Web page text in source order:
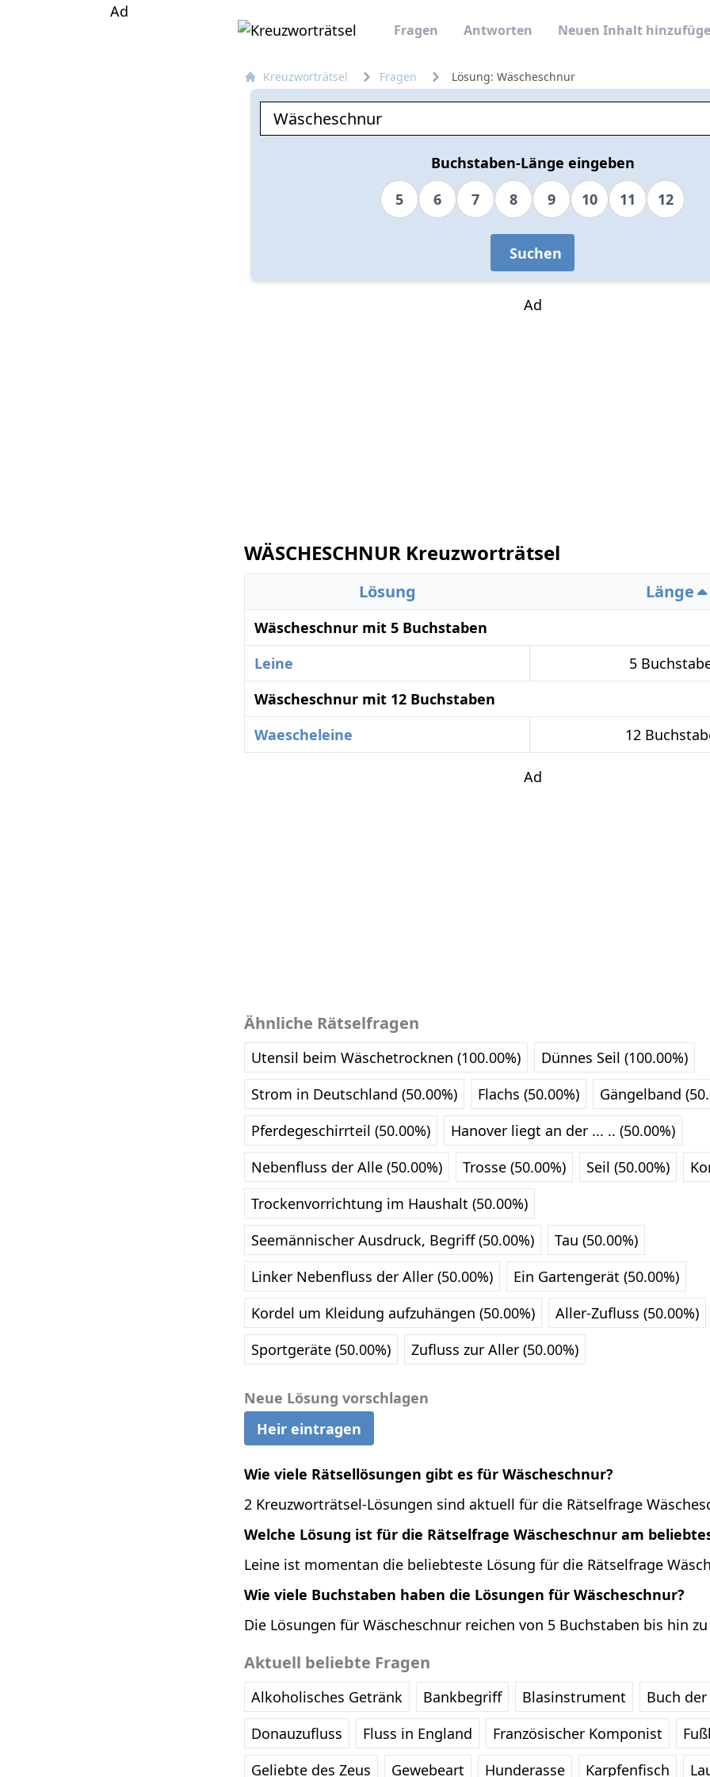
Fragen Antworten Neuen Inhalt
Ad
Kreuzworträtsel Fragen Lösung: Wäscheschnur
Buchstaben-Länge eingeben
5
6 7 8 9 10 11 12
Suchen
Ad
WÄSCHESCHNUR Kreuzworträtsel
Lösung Länge
Wäscheschnur mit 5 Buchstaben
Leine
5
Wäscheschnur mit 12 Buchstaben
Waescheleine
12
Ad
Ähnliche Rätselfragen
Utensil beim Wäschetrocknen (100.00%)
Dünnes Seil (100.00%)
Strom in Deutschland (50.00%)
Flachs (50.00%)
Gängelband
Pferdegeschirrteil (50.00%)
Hanover liegt an der ... .. (50.00%)
Nebenfluss der Alle (50.00%)
Trosse (50.00%) Seil (50.00%)
Trockenvorrichtung im Haushalt (50.00%)
Seemännischer Ausdruck, Begriff (50.00%)
Tau (50.00%)
Linker Nebenfluss der Aller (50.00%)
Ein Gartengerät (50.00%)
Kordel um Kleidung aufzuhängen (50.00%)
Aller-Zufluss (50.00%)
Sportgeräte (50.00%)
Zufluss zur Aller (50.00%)
Neue Lösung vorschlagen
Heir eintragen
Wie viele Rätsellösungen gibt es für Wäscheschnur?
2 Kreuzworträtsel-Lösungen sind aktuell für die Rätselfrage
Welche Lösung ist für die Rätselfrage Wäscheschnur am
Leine ist momentan die beliebteste Lösung für die Rätselfrage
Wie viele Buchstaben haben die Lösungen für Wäscheschnur?
Die Lösungen für Wäscheschnur reichen von 5 Buchstaben bis hin
Aktuell beliebte Fragen
Alkoholisches Getränk Bankbegriff Blasinstrument
Buch
Donauzufluss
Fluss in England Französischer Komponist
Geliebte des Zeus
Gewebeart Hunderasse Karpfenfisch